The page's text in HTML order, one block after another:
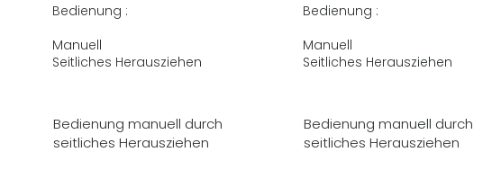
Bedienung :
Manuell
Seitliches Herausziehen
Bedienung manuell durch
seitliches Herausziehen
Bedienung :
Manuell
Seitliches Herausziehen
Bedienung manuell durch
seitliches Herausziehen